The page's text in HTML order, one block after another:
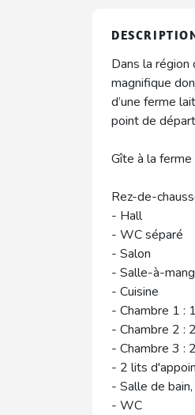
Dans la région
magnifique
d’une ferme
point de
Gîte à la
Rez-de-
- Hall
- WC séparé
- Salon
- Salle-à-
- Cuisine
- Chambre 1 :
- Chambre 2 :
- Chambre 3 :
- 2 lits
- Salle de
- WC